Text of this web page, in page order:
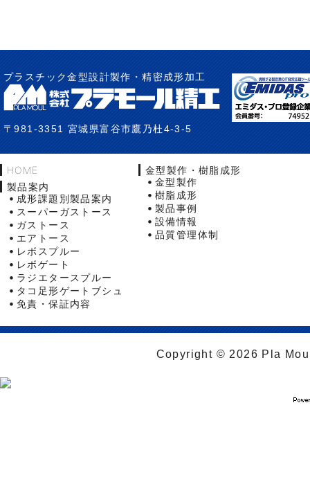
プラスチック金型設計製作・精密成形加工
〒981-3351 宮城県富谷市鷹乃杜4-3-5
HOME
製品案内
成形課題別製品案内
スーパーガストース
ガストース
エアトース
レボスプルー
レボゲート
ラジエタースプルー
タコ足形ゲートブシュ
免責・保証内容
金型製作・樹脂成形
金型製作
樹脂成形
製品事例
設備情報
品質管理体制
Copyright © 2026 Pla